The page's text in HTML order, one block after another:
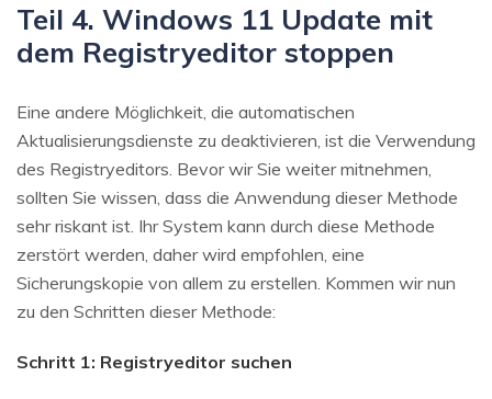
Teil 4. Windows 11 Update mit
dem Registryeditor stoppen
Eine andere Möglichkeit, die automatischen
Aktualisierungsdienste zu deaktivieren, ist die Verwendung
des Registryeditors. Bevor wir Sie weiter mitnehmen,
sollten Sie wissen, dass die Anwendung dieser Methode
sehr riskant ist. Ihr System kann durch diese Methode
zerstört werden, daher wird empfohlen, eine
Sicherungskopie von allem zu erstellen. Kommen wir nun
zu den Schritten dieser Methode:
Schritt 1: Registryeditor suchen